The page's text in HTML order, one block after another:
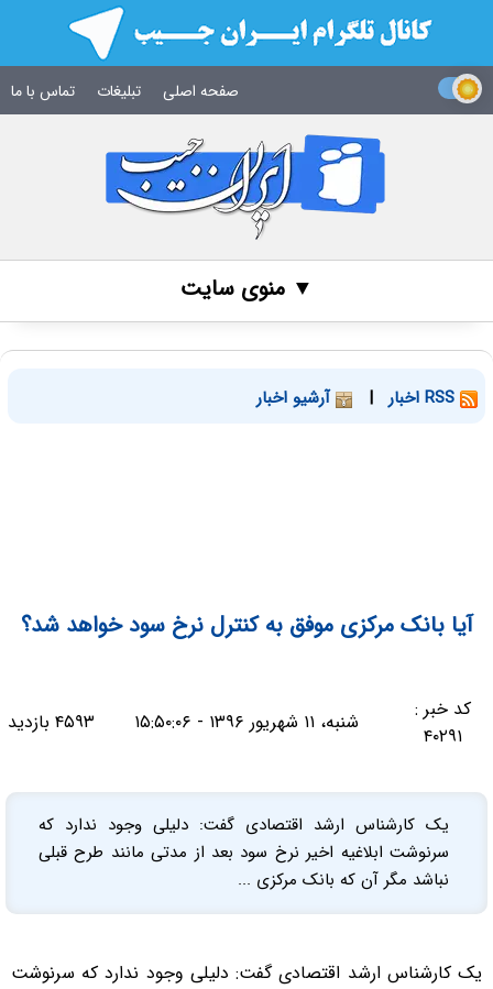
صفحه اصلی تبلیغات تماس با ما
▼ منوی سایت
| آرشیو اخبار
آیا بانک مرکزی موفق به کنترل نرخ سود خواهد شد؟
کد خبر :
۴۰۲۹۱
شنبه، ۱۱ شهریور ۱۳۹۶ - ۱۵:۵۰:۰۶ ۴۵۹۳ بازدید
یک کارشناس ارشد اقتصادی گفت: دلیلی وجود ندارد که
سرنوشت ابلاغیه اخیر نرخ سود بعد از مدتی مانند طرح قبلی
نباشد مگر آن که بانک مرکزی ...
یک کارشناس ارشد اقتصادی گفت: دلیلی وجود ندارد که سرنوشت